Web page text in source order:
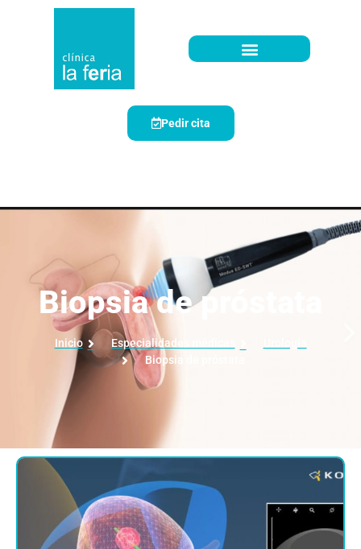
Pedir cita
Biopsia de próstata
Inicio Especialidades médicas
Biopsia de próstata